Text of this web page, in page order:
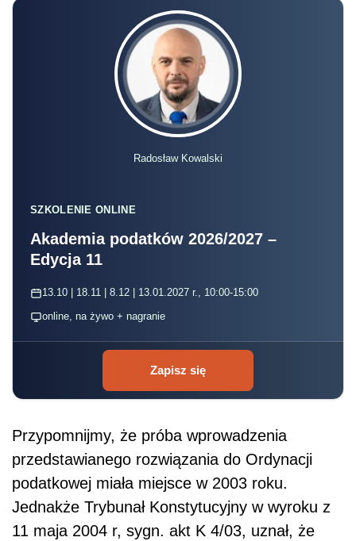
Radosław Kowalski
SZKOLENIE ONLINE
Akademia podatków 2026/2027 –
Edycja 11
13.10 | 18.11 | 8.12 | 13.01.2027 r., 10:00-15:00
online, na żywo + nagranie
Zapisz się
Przypomnijmy, że próba wprowadzenia
przedstawianego rozwiązania do Ordynacji
podatkowej miała miejsce w 2003 roku.
Jednakże Trybunał Konstytucyjny w wyroku z
11 maja 2004 r, sygn. akt K 4/03, uznał, że